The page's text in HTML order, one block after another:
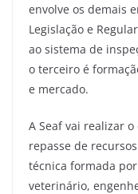
envolve os demais
Legislação e
ao sistema de
o terceiro é
e mercado.
A Seaf vai realizar
repasse de
técnica formada
veterinário,